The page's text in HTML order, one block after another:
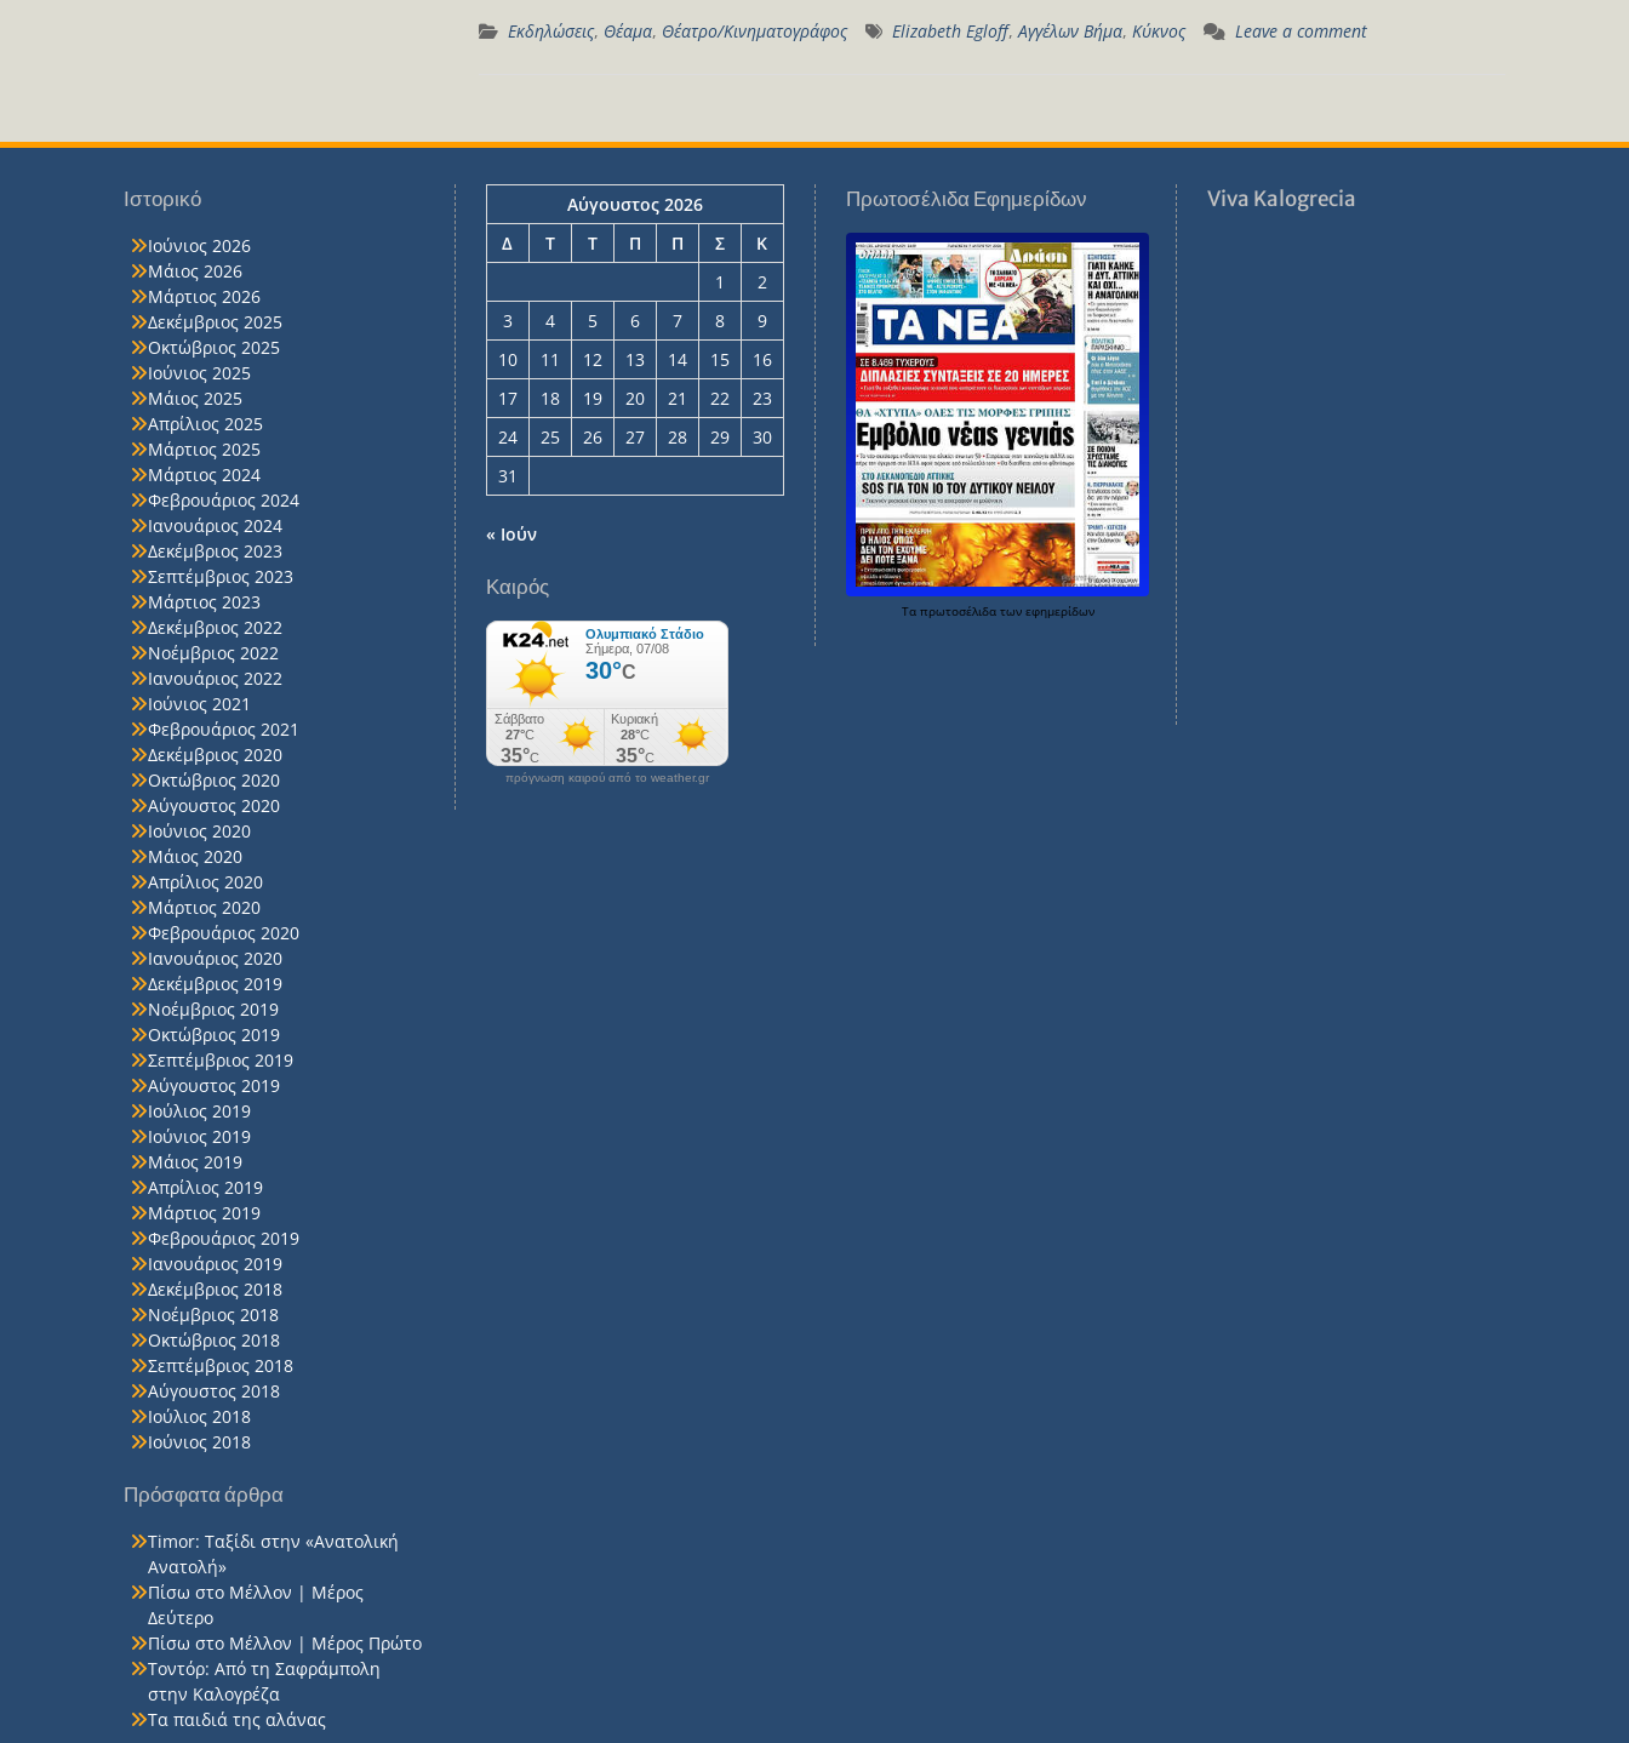
Εκδηλώσεις, Θέαμα, Θέατρο/Κινηματογράφος Elizabeth Egloff,Αγγέλων Βήμα, Κύκνος Leave a comment
Ιστορικό
Ιούνιος 2026
Μάιος 2026
Μάρτιος 2026
Δεκέμβριος 2025
Οκτώβριος 2025
Ιούνιος 2025
Μάιος 2025
Απρίλιος 2025
Μάρτιος 2025
Μάρτιος 2024
Φεβρουάριος 2024
Ιανουάριος 2024
Δεκέμβριος 2023
Σεπτέμβριος 2023
Μάρτιος 2023
Δεκέμβριος 2022
Νοέμβριος 2022
Ιανουάριος 2022
Ιούνιος 2021
Φεβρουάριος 2021
Δεκέμβριος 2020
Οκτώβριος 2020
Αύγουστος 2020
Ιούνιος 2020
Μάιος 2020
Απρίλιος 2020
Μάρτιος 2020
Φεβρουάριος 2020
Ιανουάριος 2020
Δεκέμβριος 2019
Νοέμβριος 2019
Οκτώβριος 2019
Σεπτέμβριος 2019
Αύγουστος 2019
Ιούλιος 2019
Ιούνιος 2019
Μάιος 2019
Απρίλιος 2019
Μάρτιος 2019
Φεβρουάριος 2019
Ιανουάριος 2019
Δεκέμβριος 2018
Νοέμβριος 2018
Οκτώβριος 2018
Σεπτέμβριος 2018
Αύγουστος 2018
Ιούλιος 2018
Ιούνιος 2018
Πρόσφατα άρθρα
Timor: Ταξίδι στην «Ανατολική
Ανατολή»
Πίσω στο Μέλλον | Μέρος
Δεύτερο
Πίσω στο Μέλλον | Μέρος Πρώτο
Τοντόρ: Από τη Σαφράμπολη
στην Καλογρέζα
Τα παιδιά της αλάνας
Αύγουστος 2026
Δ
Τ Τ Π Π Σ
Κ
1
2
3
4 5 6 7 8
9
10
11 12 13 14 15
16
17
18 19 20 21 22
23
24
25 26 27 28 29
30
31
« Ιούν
Καιρός
πρόγνωση καιρού από το weather.gr
Πρωτοσέλιδα Εφημερίδων
Τα πρωτοσέλιδα των εφημερίδων
Viva Kalogrecia